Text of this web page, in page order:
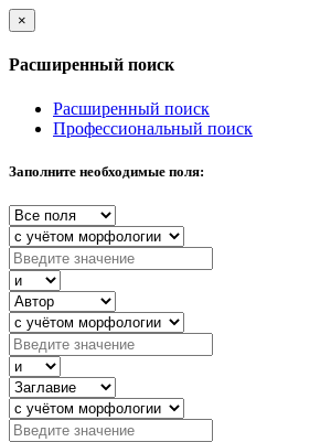
×
Расширенный поиск
Расширенный поиск
Профессиональный поиск
Заполните необходимые поля: